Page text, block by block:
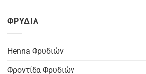
ΦΡΥΔΙΑ
Henna Φρυδιών
Φροντίδα Φρυδιών